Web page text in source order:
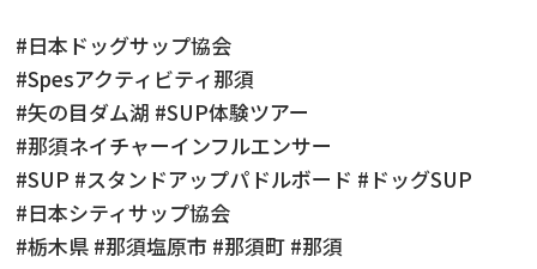
#日本ドッグサップ協会
#Spesアクティビティ那須
#矢の目ダム湖 #SUP体験ツアー
#那須ネイチャーインフルエンサー
#SUP #スタンドアップパドルボード #ドッグSUP
#日本シティサップ協会
#栃木県 #那須塩原市 #那須町 #那須